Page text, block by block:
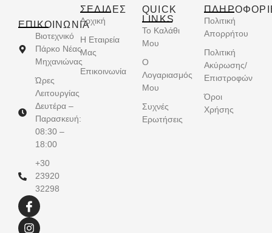
ΕΠΙΚΟΙΝΩΝΊΑ
Βιοτεχνικό
Πάρκο Νέας
Μηχανιώνας
Ώρες
Λειτουργίας
Δευτέρα –
Παρασκευή:
08:30 –
18:00
+30
23920
32298
ΣΕΛΙΔΕΣ
Αρχική
Η Εταιρεία
Μας
Επικοινωνία
QUICK
LINKS
Το Καλάθι
Μου
Ο
Λογαριασμός
Μου
Συχνές
Ερωτήσεις
Πολιτική
Απορρήτου
Πολιτική
Ακύρωσης/
Επιστροφών
Όροι
Χρήσης